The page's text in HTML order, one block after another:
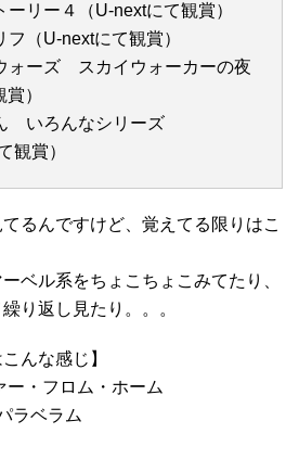
ーリー４（U-nextにて観賞）
フ（U-nextにて観賞）
ォーズ スカイウォーカーの夜
）
いろんなシリーズ
観賞）
るんですけど、覚えてる限りはこ
ベル系をちょこちょこみてたり、
り返し見たり。。。
んな感じ】
ー・フロム・ホーム
ラベラム